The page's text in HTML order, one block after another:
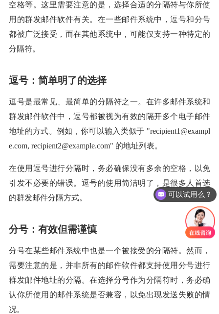
空格等。这里需要注意的是，选择合适的分隔符与你所使
用的群发邮件软件有关。在一些邮件系统中，逗号和分号
都被广泛接受，而在其他系统中，可能仅支持一种特定的
分隔符。
逗号：简单明了的选择
逗号是最常见、最简单的分隔符之一。在许多邮件系统和
群发邮件软件中，逗号都被视为有效的隔开多个电子邮件
地址的方式。例如，你可以输入类似于 "recipient1@exampl
e.com, recipient2@example.com" 的地址列表。
在使用逗号进行分隔时，务必确保没有多余的空格，以免
引发不必要的错误。逗号的使用简洁明了，是很多人首选
的群发邮件分隔方式。
分号：有效但需谨慎
分号在某些邮件系统中也是一个被接受的分隔符。然而，
需要注意的是，并非所有的邮件软件都支持使用分号进行
群发邮件地址的分隔。在选择分号作为分隔符时，务必确
认你所使用的邮件系统是否兼容，以免出现发送失败的情
况。
可以试用么？